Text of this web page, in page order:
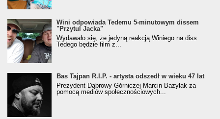
Wini odpowiada Tedemu 5-minutowym dissem
"Przytul Jacka"
Wydawało się, że jedyną reakcją Winiego na diss
Tedego będzie film z...
Bas Tajpan R.I.P. - artysta odszedł w wieku 47 lat
Prezydent Dąbrowy Górniczej Marcin Bazylak za
pomocą mediów społecznościowych...